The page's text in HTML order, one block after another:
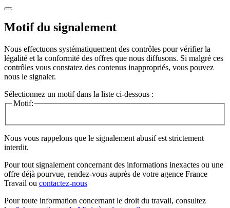
Motif du signalement
Nous effectuons systématiquement des contrôles pour vérifier la
légalité et la conformité des offres que nous diffusons. Si malgré ces
contrôles vous constatez des contenus inappropriés, vous pouvez
nous le signaler.
Sélectionnez un motif dans la liste ci-dessous :
Motif:
Nous vous rappelons que le signalement abusif est strictement
interdit.
Pour tout signalement concernant des informations inexactes ou une
offre déjà pourvue, rendez-vous auprès de votre agence France
Travail ou contactez-nous
Pour toute information concernant le droit du travail, consultez